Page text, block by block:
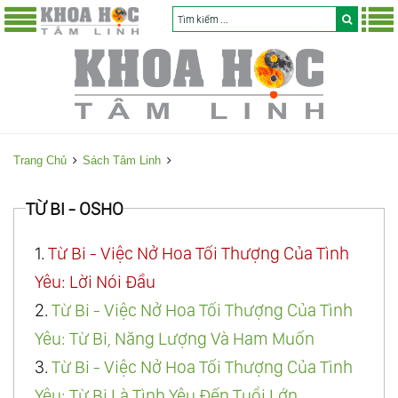
Trang Chủ Sách Tâm Linh
TỪ BI - OSHO
1. Từ Bi - Việc Nở Hoa Tối Thượng Của Tình
Yêu: Lời Nói Đầu
2. Từ Bi - Việc Nở Hoa Tối Thượng Của Tình
Yêu: Từ Bi, Năng Lượng Và Ham Muốn
3. Từ Bi - Việc Nở Hoa Tối Thượng Của Tình